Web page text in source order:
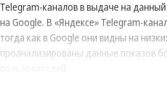
Telegram-каналов в выдаче на
на Google. В «Яндексе» Telegram-
тогда как в Google они видны на
проанализированы данные показов